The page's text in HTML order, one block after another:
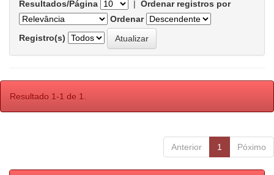
Resultados/Página | Ordenar registros por
Ordenar
Registro(s)
Resultado 1-1 de 1.
Anterior 1 Póximo